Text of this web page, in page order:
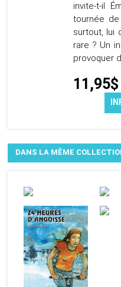
invite-t-il
tournée
surtout, lui
rare ? Un
provoquer
11,95$
DANS LA MÊME